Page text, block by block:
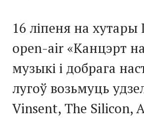
16 ліпеня на хутары
open-air «Канцэрт
музыкі і добрага
лугоў возьмуць
Vinsent, The Silicon,